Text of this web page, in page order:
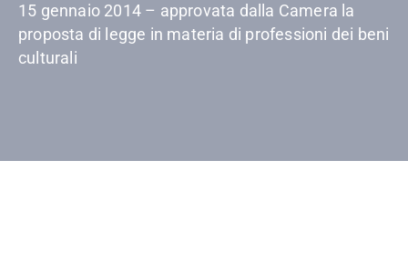
15 gennaio 2014 – approvata dalla Camera la
proposta di legge in materia di professioni dei beni
culturali